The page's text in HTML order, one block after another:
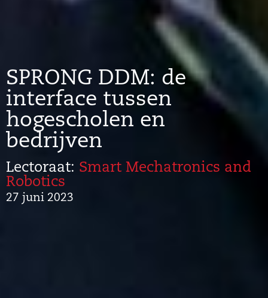
SPRONG DDM: de
interface tussen
hogescholen en
bedrijven
Lectoraat: Smart Mechatronics and
Robotics
27 juni 2023